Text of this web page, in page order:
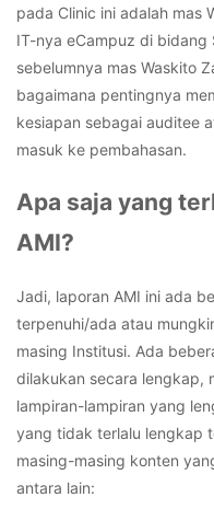
pada Clinic ini adalah mas
IT-nya eCampuz di bidang
sebelumnya mas Waskito
bagaimana pentingnya
kesiapan sebagai auditee
masuk ke pembahasan.
Apa saja yang
AMI?
Jadi, laporan AMI ini ada
terpenuhi/ada atau
masing Institusi. Ada
dilakukan secara lengkap,
lampiran-lampiran yang
yang tidak terlalu lengkap
masing-masing konten
antara lain: